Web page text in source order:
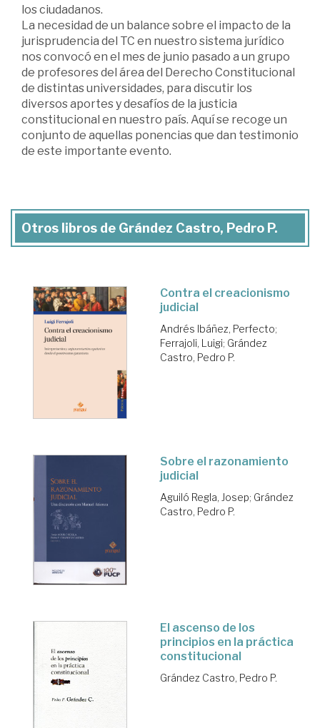
los ciudadanos.
La necesidad de un balance sobre el impacto de la
jurisprudencia del TC en nuestro sistema jurídico
nos convocó en el mes de junio pasado a un grupo
de profesores del área del Derecho Constitucional
de distintas universidades, para discutir los
diversos aportes y desafíos de la justicia
constitucional en nuestro país. Aquí se recoge un
conjunto de aquellas ponencias que dan testimonio
de este importante evento.
Otros libros de Grández Castro, Pedro P.
Contra el creacionismo
judicial
Andrés Ibáñez, Perfecto;
Ferrajoli, Luigi; Grández
Castro, Pedro P.
Sobre el razonamiento
judicial
Aguiló Regla, Josep; Grández
Castro, Pedro P.
El ascenso de los
principios en la práctica
constitucional
Grández Castro, Pedro P.